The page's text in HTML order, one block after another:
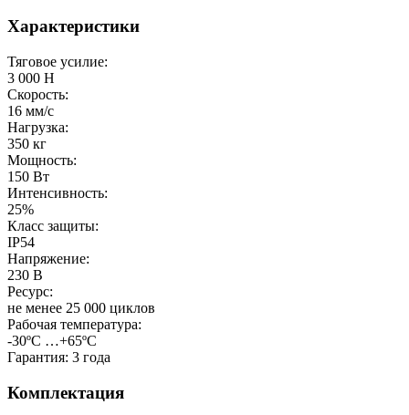
Характеристики
Тяговое усилие:
3 000 Н
Скорость:
16 мм/с
Нагрузка:
350 кг
Мощность:
150 Вт
Интенсивность:
25%
Класс защиты:
IP54
Напряжение:
230 В
Ресурс:
не менее 25 000 циклов
Рабочая температура:
-30ºС …+65ºС
Гарантия: 3 года
Комплектация